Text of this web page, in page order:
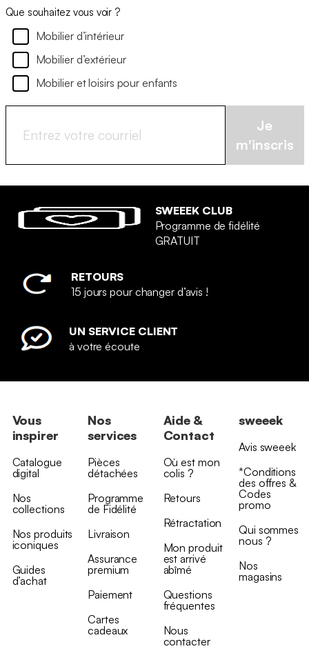
Que souhaitez vous voir ?
Mobilier d’intérieur
Mobilier d’extérieur
Mobilier et loisirs pour enfants
Je
m'inscris
SWEEEK CLUB
Programme de fidélité
GRATUIT
RETOURS
15 jours pour changer d’avis !
UN SERVICE CLIENT
à votre écoute
Vous
inspirer
Catalogue
digital
Nos
collections
Nos produits
iconiques
Guides
d’achat
Nos
services
Pièces
détachées
Programme
de Fidélité
Livraison
Assurance
premium
Paiement
Cartes
cadeaux
Aide &
Contact
Où est mon
colis ?
Retours
Rétractation
Mon produit
est arrivé
abîmé
Questions
fréquentes
Nous
contacter
sweeek
Avis sweeek
*Conditions
des offres &
Codes
promo
Qui sommes
nous ?
Nos
magasins